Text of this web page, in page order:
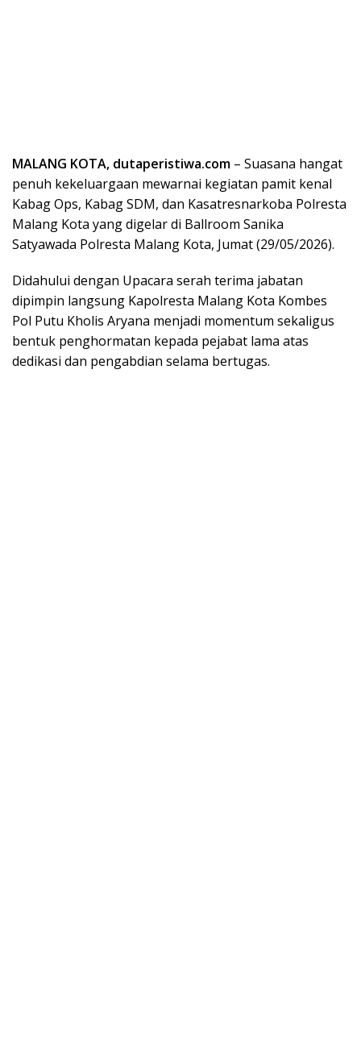
MALANG KOTA, dutaperistiwa.com – Suasana hangat
penuh kekeluargaan mewarnai kegiatan pamit kenal
Kabag Ops, Kabag SDM, dan Kasatresnarkoba Polresta
Malang Kota yang digelar di Ballroom Sanika
Satyawada Polresta Malang Kota, Jumat (29/05/2026).
Didahului dengan Upacara serah terima jabatan
dipimpin langsung Kapolresta Malang Kota Kombes
Pol Putu Kholis Aryana menjadi momentum sekaligus
bentuk penghormatan kepada pejabat lama atas
dedikasi dan pengabdian selama bertugas.